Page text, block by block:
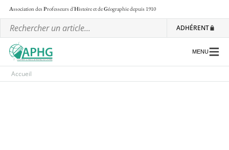
Association desProfesseurs d'Histoire et deGéographiedepuis 1910
ADHÉRENT
MENU
Accueil